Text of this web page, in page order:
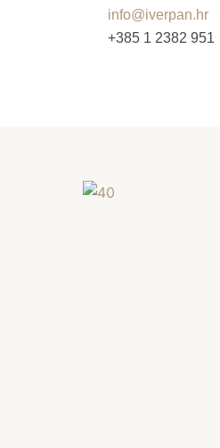
info@iverpan.hr
+385 1 2382 951